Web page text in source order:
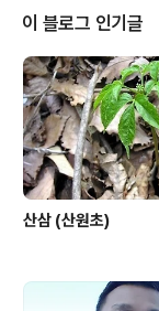
랑하는 이 마음 이미 시작
슴 뜨겁게 해요 사랑 사
랑 유치한 장난이라 말해
이 마음 이미 시작된 사
게 해요 사랑 사랑 사랑
한 장난이라 말해도..
이 블로그 인기글
산삼 (산원초)